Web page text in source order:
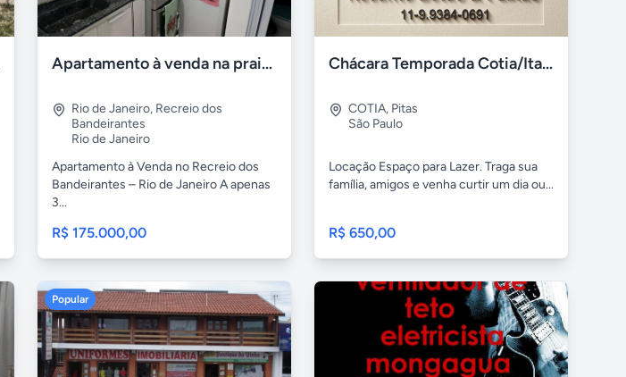
Apartamento à venda na praia Recreio - RJ
Rio de Janeiro, Recreio dos
Bandeirantes
Rio de Janeiro
Apartamento à Venda no Recreio dos
Bandeirantes – Rio de Janeiro A apenas
3...
R$ 175.000,00
Chácara Temporada Cotia/Itapevi
COTIA, Pitas
São Paulo
Locação Espaço para Lazer. Traga sua
família, amigos e venha curtir um dia ou...
R$ 650,00
Popular